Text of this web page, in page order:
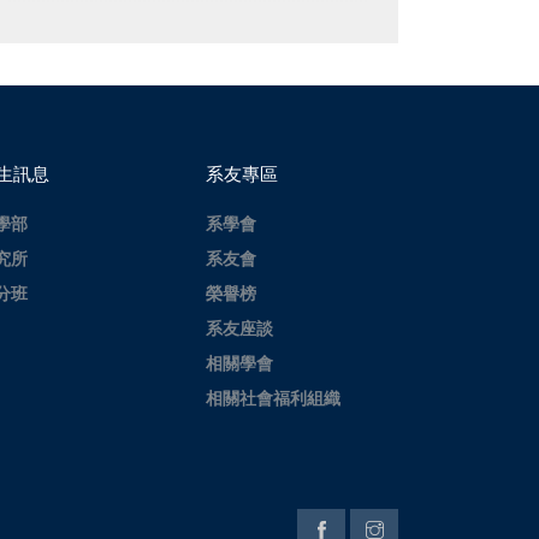
訊息
部
所
班
系友專區
系學會
系友會
榮譽榜
系友座談
相關學會
相關社會福利組織